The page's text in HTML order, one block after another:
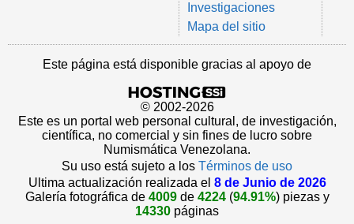
Investigaciones
Mapa del sitio
Este página está disponible gracias al apoyo de
© 2002-2026
Este es un portal web personal cultural, de investigación,
científica, no comercial y sin fines de lucro sobre
Numismática Venezolana.
Su uso está sujeto a los Términos de uso
Ultima actualización realizada el 8 de Junio de 2026
Galería fotográfica de 4009de 4224(94.91%) piezas y
14330 páginas